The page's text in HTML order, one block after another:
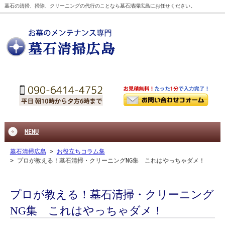
墓石の清掃、掃除、クリーニングの代行のことなら墓石清掃広島にお任せください。
MENU
墓石清掃広島 > お役立ちコラム集
> プロが教える！墓石清掃・クリーニングNG集 これはやっちゃダメ！
プロが教える！墓石清掃・クリーニング
NG集 これはやっちゃダメ！